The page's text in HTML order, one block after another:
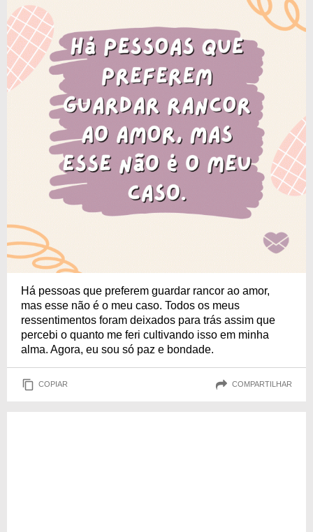
Há pessoas que preferem guardar rancor ao amor,
mas esse não é o meu caso. Todos os meus
ressentimentos foram deixados para trás assim que
percebi o quanto me feri cultivando isso em minha
alma. Agora, eu sou só paz e bondade.
COPIAR COMPARTILHAR